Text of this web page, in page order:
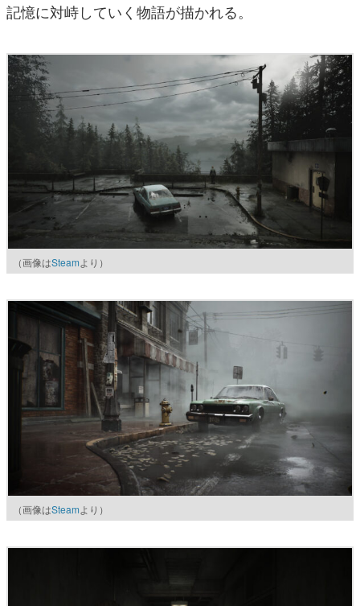
記憶に対峙していく物語が描かれる。
（画像はSteamより）
（画像はSteamより）